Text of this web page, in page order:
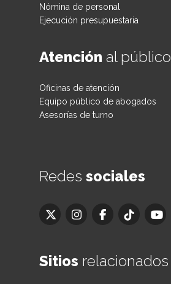
Nómina de personal
Ejecución presupuestaria
Atención al público
Oficinas de atención
Equipo público de abogados
Asesorías de turno
Redes sociales
Sitios relacionados